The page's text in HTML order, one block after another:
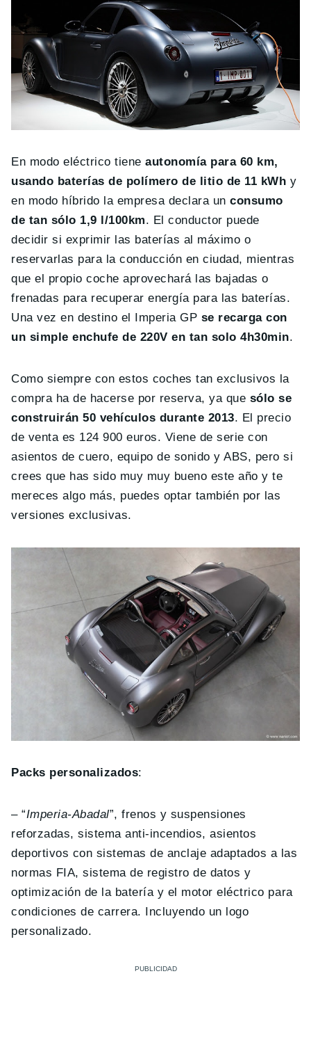
En modo eléctrico tieneautonomía para 60 km,
usando baterías de polímero de litio de 11 kWh y
en modo híbrido la empresa declara unconsumo
de tan sólo 1,9 l/100km. El conductor puede
decidir si exprimir las baterías al máximo o
reservarlas para la conducción en ciudad, mientras
que el propio coche aprovechará las bajadas o
frenadas para recuperar energía para las baterías.
Una vez en destino el Imperia GP se recarga con
un simple enchufe de 220V en tan solo 4h30min.
Como siempre con estos coches tan exclusivos la
compra ha de hacerse por reserva, ya que sólo se
construirán 50 vehículos durante 2013. El precio
de venta es 124 900 euros. Viene de serie con
asientos de cuero, equipo de sonido y ABS, pero si
crees que has sido muy muy bueno este año y te
mereces algo más, puedes optar también por las
versiones exclusivas.
Packs personalizados:
– “Imperia-Abadal”, frenos y suspensiones
reforzadas, sistema anti-incendios, asientos
deportivos con sistemas de anclaje adaptados a las
normas FIA, sistema de registro de datos y
optimización de la batería y el motor eléctrico para
condiciones de carrera. Incluyendo un logo
personalizado.